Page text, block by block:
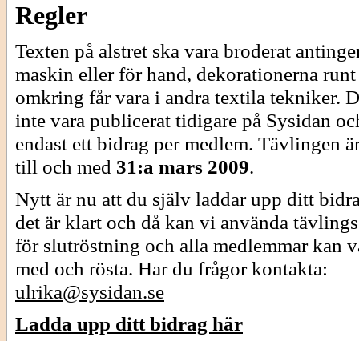
Regler
Texten på alstret ska vara broderat
maskin eller för hand, dekorationerna runt
omkring får vara i andra textila tekniker.
inte vara publicerat tidigare på Sysidan
endast ett bidrag per medlem. Tävlingen
till och med 31:a mars 2009.
Nytt är nu att du själv laddar upp ditt
det är klart och då kan vi använda
för slutröstning och alla medlemmar kan
med och rösta. Har du frågor kontakta:
ulrika@sysidan.se
Ladda upp ditt bidrag här